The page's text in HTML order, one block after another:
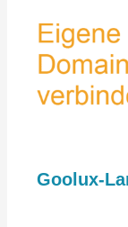
Goolux-